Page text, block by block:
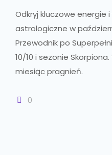
Odkryj kluczowe energie
astrologiczne w
Przewodnik po
10/10 i sezonie
miesiąc pragnień.
0